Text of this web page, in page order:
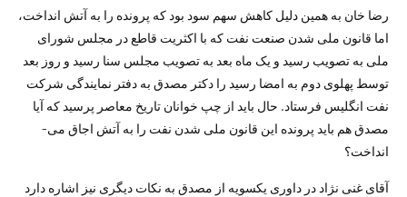
رضا خان به همین دلیل کاهش سهم سود بود که پرونده را به آتش انداخت،
اما قانون ملی شدن صنعت نفت که با اکثریت قاطع در مجلس شورای
ملی به تصویب رسید و یک ماه بعد به تصویب مجلس سنا رسید و روز بعد
توسط پهلوی دوم به امضا رسید را دکتر مصدق به دفتر نمایندگی شرکت
نفت انگلیس فرستاد. حال باید از چپ خوانان تاریخ معاصر پرسید که آیا
مصدق هم باید پرونده این قانون ملی شدن نفت را به آتش اجاق می‌­
انداخت؟
آقای غنی ­نژاد در داوری یک­سویه از مصدق به نکات دیگری نیز اشاره دارد